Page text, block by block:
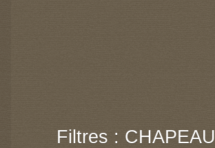
Filtres : CHAPEAU